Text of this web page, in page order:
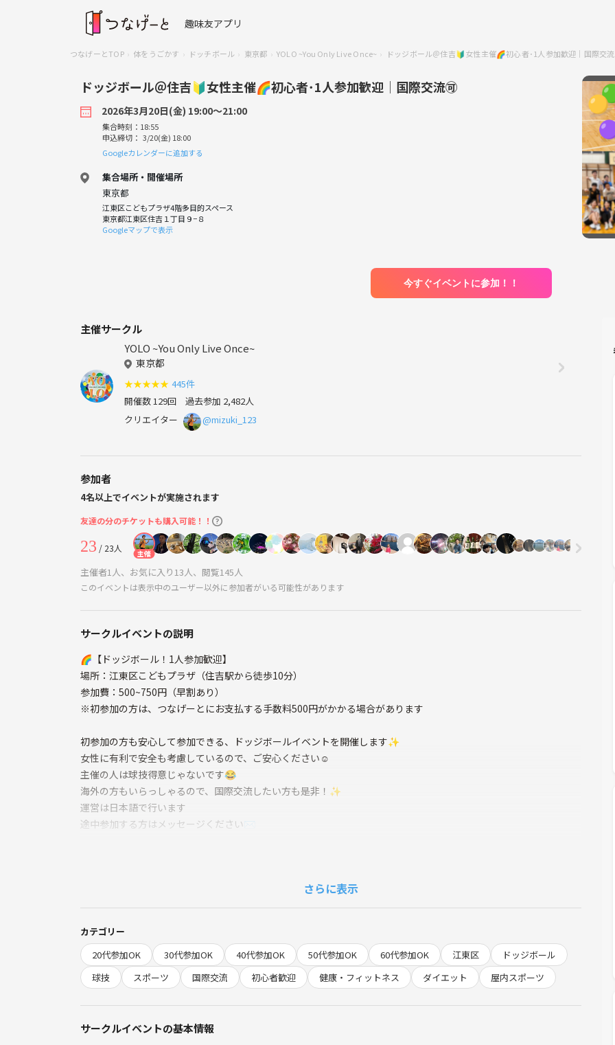
趣味友アプリ
つなげーとTOP 体をうごかす ドッチボール 東京都 YOLO ~You Only Live Once~ ドッジボール＠住吉🔰女性主催🌈初心者･1人参加歓迎│国際交
ドッジボール＠住吉🔰女性主催🌈初心者･1人参加歓迎│国際交流🉑
2026年3月20日(金) 19:00〜21:00
集合時刻：18:55
申込締切： 3/20(金) 18:00
Googleカレンダーに追加する
集合場所・開催場所
東京都
江東区こどもプラザ4階多目的スペース
東京都江東区住吉１丁目９−８
Googleマップで表示
今すぐイベントに参加！！
主催サークル
YOLO ~You Only Live Once~
東京都
★★★★★ 445件
開催数 129回 過去参加 2,482人
クリエイター
@mizuki_123
参加者
4名以上でイベントが実施されます
友達の分のチケットも購入可能！！
23 / 23人 主催
主催者1人、お気に入り13人、閲覧145人
このイベントは表示中のユーザー以外に参加者がいる可能性があります
サークルイベントの説明
🌈【ドッジボール！1人参加歓迎】
場所：江東区こどもプラザ（住吉駅から徒歩10分）
参加費：500~750円（早割あり）
※初参加の方は、つなげーとにお支払する手数料500円がかかる場合があります
初参加の方も安心して参加できる、ドッジボールイベントを開催します✨
女性に有利で安全も考慮しているので、ご安心ください☺
主催の人は球技得意じゃないです😂
海外の方もいらっしゃるので、国際交流したい方も是非！✨
運営は日本語で行います
途中参加する方はメッセージください✉
直接4階の多目的スペースに来てください
🌱集合時間：19:00
🌱持ち物：運動できる服、室内シューズ、靴下、飲み物
🌱イベント内容
さらに表示
カテゴリー
20代参加OK
30代参加OK 40代参加OK 50代参加OK 60代参加OK 江東区
ドッジボール
球技
スポーツ 国際交流 初心者歓迎 健康・フィットネス ダイエット 屋内スポーツ
サークルイベントの基本情報